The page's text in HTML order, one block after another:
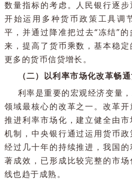
中国开始实行以市场供求为基
调节、有管理的浮动汇率制度
动弹性逐步增强，国际收支
框架也逐步向以价格调控为主
核心的货币政策框架逐渐确立
数量指标的考虑。人民银行
开始运用多种货币政策工具
平，并通过降准把过去“冻结
来，提高了货币乘数，基本稳
更多的货币信贷增长。
（二）以利率市场化改革畅
利率是重要的宏观经济变